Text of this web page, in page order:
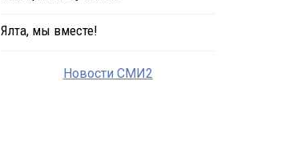
Ялта, мы вместе!
Новости СМИ2